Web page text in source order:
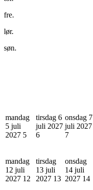
fre.
lør.
søn.
mandag
5 juli
2027 5
tirsdag 6
juli 2027
6
onsdag 7
juli 2027
7
mandag
12 juli
2027 12
tirsdag
13 juli
2027 13
onsdag
14 juli
2027 14